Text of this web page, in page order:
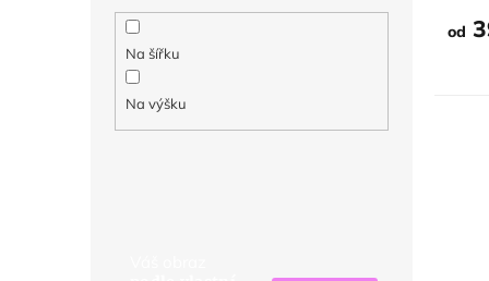
Na šířku
Na výšku
od